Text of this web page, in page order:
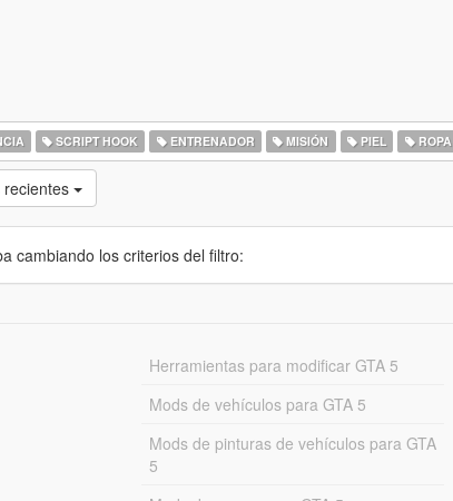
SCRIPT HOOK ENTRENADOR MISIÓN PIEL ROPA
recientes
cambiando los criterios del filtro:
Herramientas para modificar GTA 5
Mods de vehículos para GTA 5
Mods de pinturas de vehículos para GTA
5